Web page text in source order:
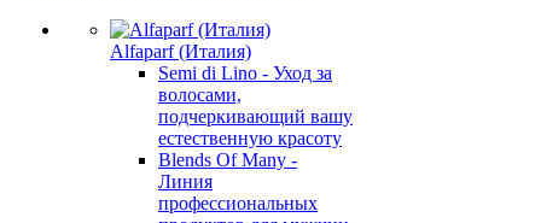
Alfaparf (Италия)
Semi di Lino - Уход за
волосами,
подчеркивающий вашу
естественную красоту
Blends Of Many -
Линия
профессиональных